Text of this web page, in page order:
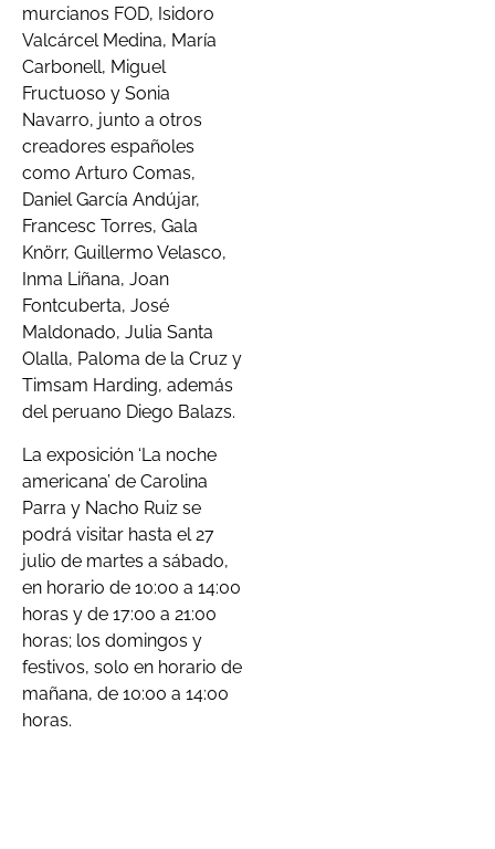
murcianos FOD, Isidoro
Valcárcel Medina, María
Carbonell, Miguel
Fructuoso y Sonia
Navarro, junto a otros
creadores españoles
como Arturo Comas,
Daniel García Andújar,
Francesc Torres, Gala
Knörr, Guillermo Velasco,
Inma Liñana, Joan
Fontcuberta, José
Maldonado, Julia Santa
Olalla, Paloma de la Cruz y
Timsam Harding, además
del peruano Diego Balazs.
La exposición ‘La noche
americana’ de Carolina
Parra y Nacho Ruiz se
podrá visitar hasta el 27
julio de martes a sábado,
en horario de 10:00 a 14:00
horas y de 17:00 a 21:00
horas; los domingos y
festivos, solo en horario de
mañana, de 10:00 a 14:00
horas.